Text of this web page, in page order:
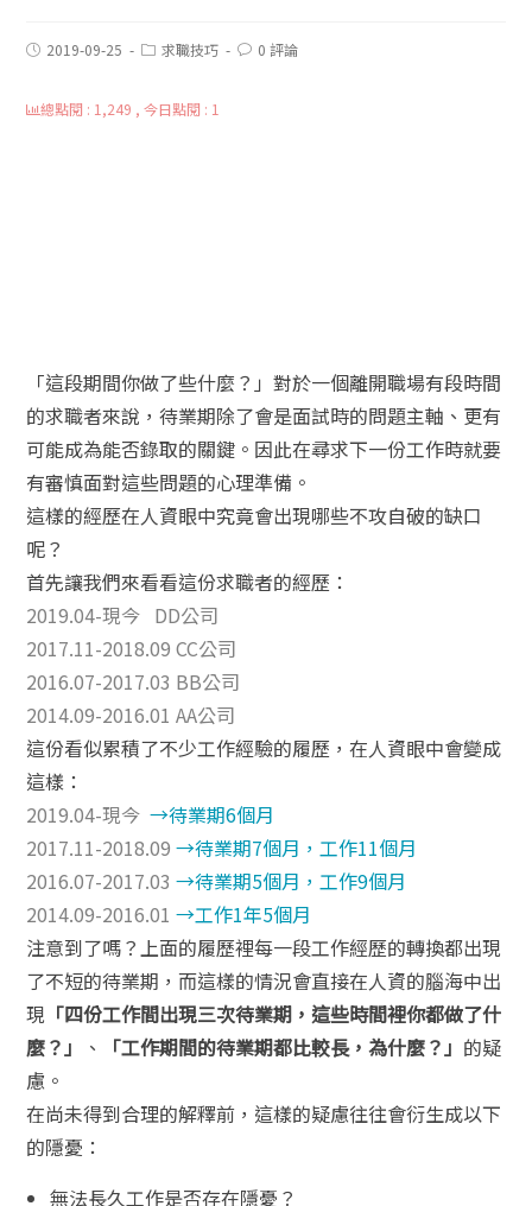
2019-09-25 求職技巧 0 評論
總點閱 : 1,249 , 今日點閱 : 1
「這段期間你做了些什麼？」對於一個離開職場有段時間
的求職者來說，待業期除了會是面試時的問題主軸、更有
可能成為能否錄取的關鍵。因此在尋求下一份工作時就要
有審慎面對這些問題的心理準備。
這樣的經歷在人資眼中究竟會出現哪些不攻自破的缺口
呢？
首先讓我們來看看這份求職者的經歷：
2019.04-現今 DD公司
2017.11-2018.09 CC公司
2016.07-2017.03 BB公司
2014.09-2016.01 AA公司
這份看似累積了不少工作經驗的履歷，在人資眼中會變成
這樣：
2019.04-現今→待業期6個月
2017.11-2018.09→待業期7個月，工作11個月
2016.07-2017.03→待業期5個月，工作9個月
2014.09-2016.01→工作1年5個月
注意到了嗎？上面的履歷裡每一段工作經歷的轉換都出現
了不短的待業期，而這樣的情況會直接在人資的腦海中出
現 「四份工作間出現三次待業期，這些時間裡你都做了什
麼？」
、 「工作期間的待業期都比較長，為什麼？」 的疑
慮。
在尚未得到合理的解釋前，這樣的疑慮往往會衍生成以下
的隱憂：
無法長久工作是否存在隱憂？